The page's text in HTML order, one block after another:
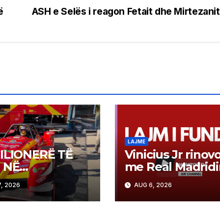
ASH e Selës i reagon Fetait dhe Mirtezanit
TË
NË
AUSTRIA
2026
LAJME
Vinicius Jr
me Real
shuhet shpresa e
Arsenalit për
transferimin e
AUG 6, 2026